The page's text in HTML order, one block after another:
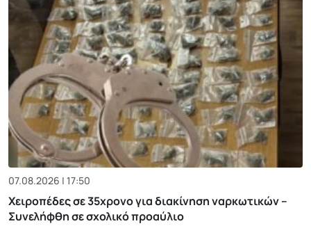
07.08.2026 | 17:50
Χειροπέδες σε 35χρονο για διακίνηση ναρκωτικών –
Συνελήφθη σε σχολικό προαύλιο